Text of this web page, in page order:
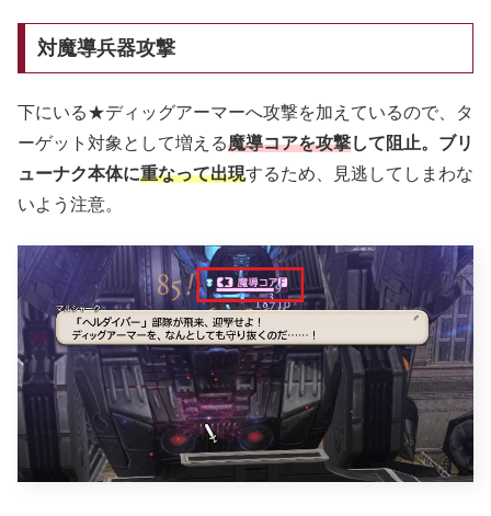
対魔導兵器攻撃
下にいる★ディッグアーマーへ攻撃を加えているので、タ
ーゲット対象として増える魔導コアを攻撃して阻止。ブリ
ューナク本体に重なって出現するため、見逃してしまわな
いよう注意。